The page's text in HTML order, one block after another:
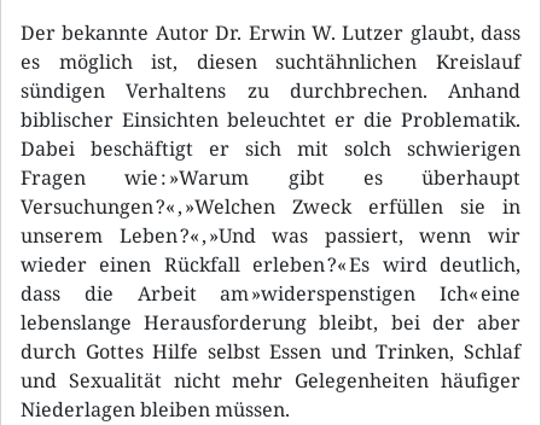
Der bekannte Autor Dr. Erwin W. Lutzer glaubt, dass
es möglich ist, diesen suchtähnlichen Kreislauf
sündigen Verhaltens zu durchbrechen. Anhand
biblischer Einsichten beleuchtet er die Problematik.
Dabei beschäftigt er sich mit solch schwierigen
Fragen wie : »Warum gibt es überhaupt
Versuchungen ?« , »Welchen Zweck erfüllen sie in
unserem Leben ?« , »Und was passiert, wenn wir
wieder einen Rückfall erleben ?« Es wird deutlich,
dass die Arbeit am »widerspenstigen Ich« eine
lebenslange Herausforderung bleibt, bei der aber
durch Gottes Hilfe selbst Essen und Trinken, Schlaf
und Sexualität nicht mehr Gelegenheiten häufiger
Niederlagen bleiben müssen.